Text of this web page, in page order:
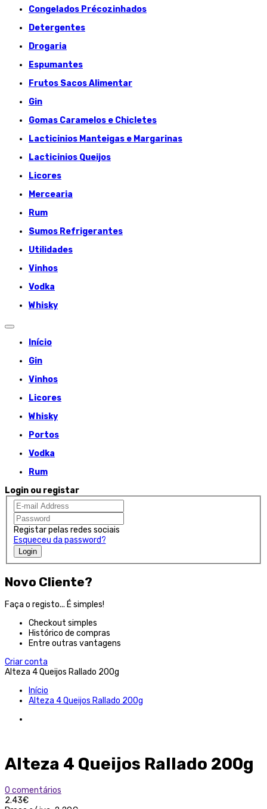
Congelados Précozinhados
Detergentes
Drogaria
Espumantes
Frutos Sacos Alimentar
Gin
Gomas Caramelos e Chicletes
Lacticinios Manteigas e Margarinas
Lacticinios Queijos
Licores
Mercearia
Rum
Sumos Refrigerantes
Utilidades
Vinhos
Vodka
Whisky
Início
Gin
Vinhos
Licores
Whisky
Portos
Vodka
Rum
Login ou registar
Registar pelas redes sociais
Esqueceu da password?
Login
Novo Cliente?
Faça o registo... É simples!
Checkout simples
Histórico de compras
Entre outras vantagens
Criar conta
Alteza 4 Queijos Rallado 200g
Início
Alteza 4 Queijos Rallado 200g
Alteza 4 Queijos Rallado 200g
0 comentários
2.43€